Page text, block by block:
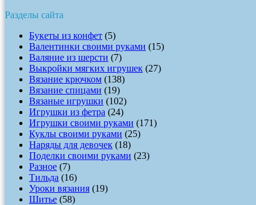
Разделы сайта
Букеты из конфет (5)
Валентинки своими руками (15)
Валяние из шерсти (7)
Выкройки мягких игрушек (27)
Вязание крючком (138)
Вязание спицами (19)
Вязаные игрушки (102)
Игрушки из фетра (24)
Игрушки своими руками (171)
Куклы своими руками (25)
Наряды для девочек (18)
Поделки своими руками (23)
Разное (7)
Тильда (16)
Уроки вязания (19)
Шитье (58)